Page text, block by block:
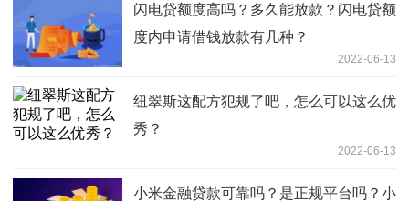
闪电贷额度高吗？多久能放款？闪电贷额
度内申请借钱放款有几种？
2022-06-13
纽翠斯这配方犯规了吧，怎么可以这么优
秀？
2022-06-13
小米金融贷款可靠吗？是正规平台吗？小